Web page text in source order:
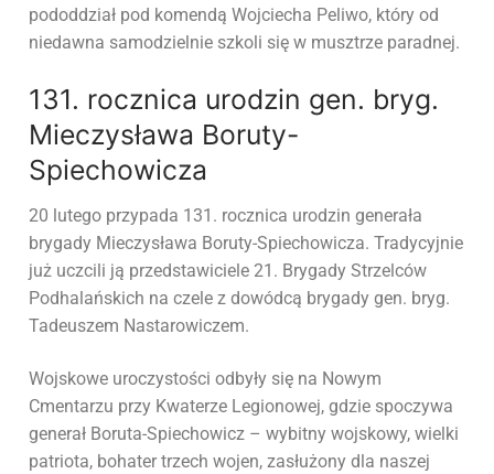
pododdział pod komendą Wojciecha Peliwo, który od
niedawna samodzielnie szkoli się w musztrze paradnej.
131. rocznica urodzin gen. bryg.
Mieczysława Boruty-
Spiechowicza
20 lutego przypada 131. rocznica urodzin generała
brygady Mieczysława Boruty-Spiechowicza. Tradycyjnie
już uczcili ją przedstawiciele 21. Brygady Strzelców
Podhalańskich na czele z dowódcą brygady gen. bryg.
Tadeuszem Nastarowiczem.
Wojskowe uroczystości odbyły się na Nowym
Cmentarzu przy Kwaterze Legionowej, gdzie spoczywa
generał Boruta-Spiechowicz – wybitny wojskowy, wielki
patriota, bohater trzech wojen, zasłużony dla naszej